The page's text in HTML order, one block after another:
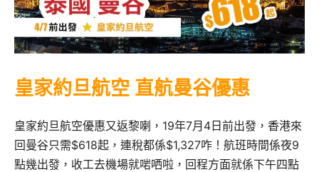
皇家約旦航空 直航曼谷優惠
皇家約旦航空優惠又返黎喇，19年7月4日前出發，香港來
回曼谷只需$618起，連稅都係$1,327咋！航班時間係夜9
點幾出發，收工去機場就啱哂啦，回程方面就係下午四點